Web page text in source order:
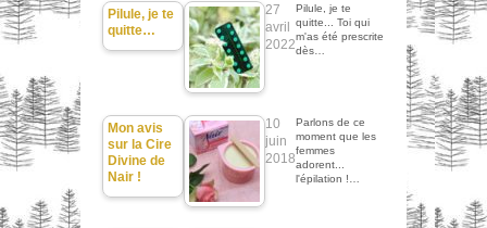
Pilule, je te
quitte…
27
avril
2022
Pilule, je te
quitte... Toi qui
m'as été prescrite
dès…
Mon avis
sur la Cire
Divine de
Nair !
10
juin
2018
Parlons de ce
moment que les
femmes
adorent...
l'épilation !…